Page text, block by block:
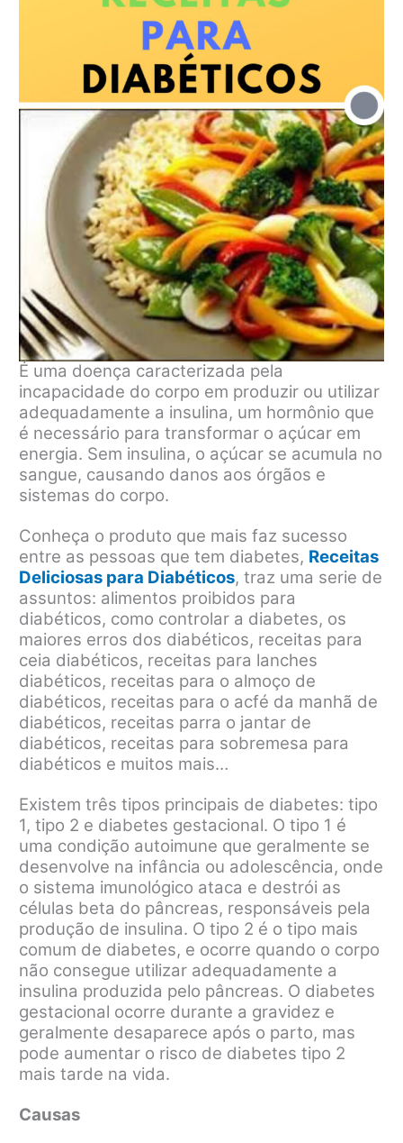
É uma doença caracterizada pela
incapacidade do corpo em produzir ou utilizar
adequadamente a insulina, um hormônio que
é necessário para transformar o açúcar em
energia. Sem insulina, o açúcar se acumula no
sangue, causando danos aos órgãos e
sistemas do corpo.
Conheça o produto que mais faz sucesso
entre as pessoas que tem diabetes, Receitas
Deliciosas para Diabéticos, traz uma serie de
assuntos: alimentos proibidos para
diabéticos, como controlar a diabetes, os
maiores erros dos diabéticos, receitas para
ceia diabéticos, receitas para lanches
diabéticos, receitas para o almoço de
diabéticos, receitas para o acfé da manhã de
diabéticos, receitas parra o jantar de
diabéticos, receitas para sobremesa para
diabéticos e muitos mais…
Existem três tipos principais de diabetes: tipo
1, tipo 2 e diabetes gestacional. O tipo 1 é
uma condição autoimune que geralmente se
desenvolve na infância ou adolescência, onde
o sistema imunológico ataca e destrói as
células beta do pâncreas, responsáveis pela
produção de insulina. O tipo 2 é o tipo mais
comum de diabetes, e ocorre quando o corpo
não consegue utilizar adequadamente a
insulina produzida pelo pâncreas. O diabetes
gestacional ocorre durante a gravidez e
geralmente desaparece após o parto, mas
pode aumentar o risco de diabetes tipo 2
mais tarde na vida.
Causas